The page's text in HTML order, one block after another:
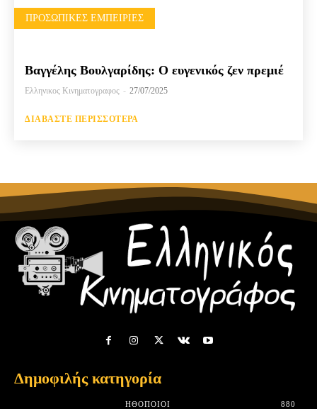
ΠΡΟΣΩΠΙΚΈΣ ΕΜΠΕΙΡΊΕΣ
Βαγγέλης Βουλγαρίδης: Ο ευγενικός ζεν πρεμιέ
Ελληνικος Κινηματογραφος - 27/07/2025
ΔΙΑΒΆΣΤΕ ΠΕΡΙΣΣΌΤΕΡΑ
Δημοφιλής κατηγορία
HΘΟΠΟΙΟΊ
880